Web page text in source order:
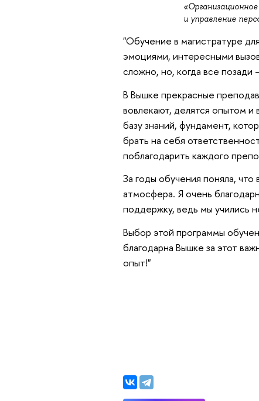
и управление
"Обучение в магистратуре
эмоциями, интересными
сложно, но, когда все позади
В Вышке прекрасные
вовлекают, делятся опытом
базу знаний, фундамент,
брать на себя
поблагодарить каждого
За годы обучения поняла,
атмосфера. Я очень
поддержку, ведь мы учились
Выбор этой программы
благодарна Вышке за этот
опыт!"